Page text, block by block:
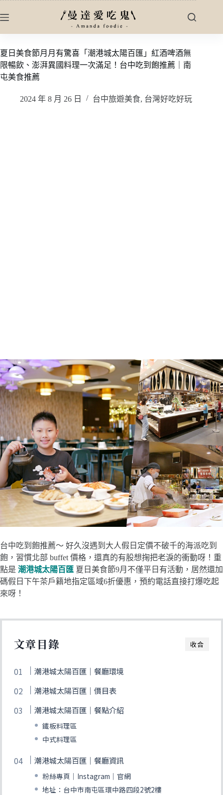
至
內
容
夏日美食節月月有驚喜「潮港城太陽百匯」紅酒啤酒無
限暢飲、澎湃異國料理一次滿足！台中吃到飽推薦｜南
屯美食推薦
2024 年 8 月 26 日 台中旅遊美食, 台灣好吃好玩
台中吃到飽推薦～ 好久沒遇到大人假日定價不破千的海派吃到
飽，習慣北部 buffet 價格，還真的有股想掬把老淚的衝動呀！重
點是 潮港城太陽百匯 夏日美食節9月不僅平日有活動，居然還加
碼假日下午茶戶籍地指定區域6折優惠，預約電話直接打爆吃起
來呀！
收合
文章目錄
潮港城太陽百匯｜餐廳環境
潮港城太陽百匯｜價目表
潮港城太陽百匯｜餐點介紹
鐵板料理區
中式料理區
潮港城太陽百匯｜餐廳資訊
粉絲專頁｜Instagram｜官網
地址：台中市南屯區環中路四段2號2樓